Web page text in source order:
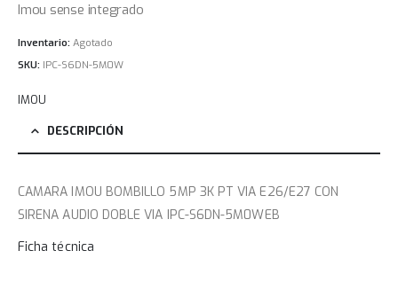
Imou sense integrado
Inventario: Agotado
SKU: IPC-S6DN-5M0W
IMOU
DESCRIPCIÓN
CAMARA IMOU BOMBILLO 5MP 3K PT VIA E26/E27 CON
SIRENA AUDIO DOBLE VIA IPC-S6DN-5M0WEB
Ficha técnica